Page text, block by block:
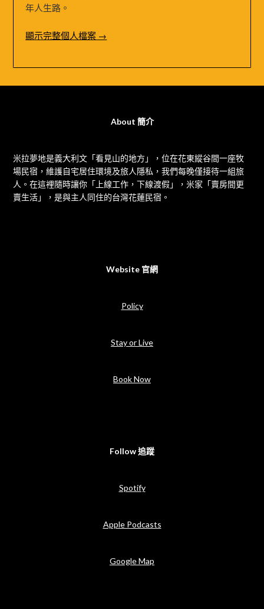
年人生路。
顯示完整個人檔案 →
About 簡介
米拉夢地是義大利文「看見山的地方」，位在花東縱谷間一座牧
場民宿，維護自宅居住環境及旅人隱私，我們每晚僅接待一組旅
人。在這裡隨時讓你「上線工作，下線渡假」，米家「賣房間更
賣生活」，是與主人同住的台灣花蓮民宿。
Website 官網
Policy
Stay or Live
Book Now
Follow 追蹤
Spotify
Apple Podcasts
Google Map